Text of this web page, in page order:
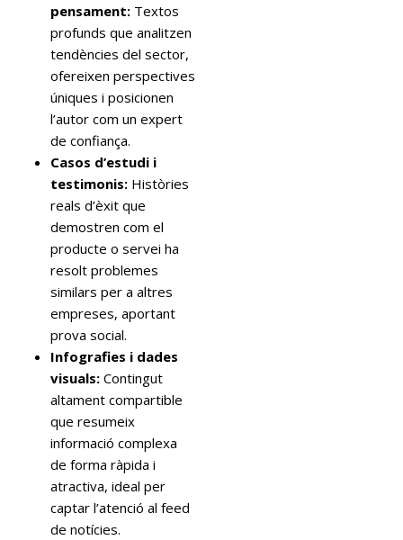
pensament: Textos
profunds que analitzen
tendències del sector,
ofereixen perspectives
úniques i posicionen
l’autor com un expert
de confiança.
Casos d’estudi i
testimonis: Històries
reals d’èxit que
demostren com el
producte o servei ha
resolt problemes
similars per a altres
empreses, aportant
prova social.
Infografies i dades
visuals: Contingut
altament compartible
que resumeix
informació complexa
de forma ràpida i
atractiva, ideal per
captar l’atenció al feed
de notícies.